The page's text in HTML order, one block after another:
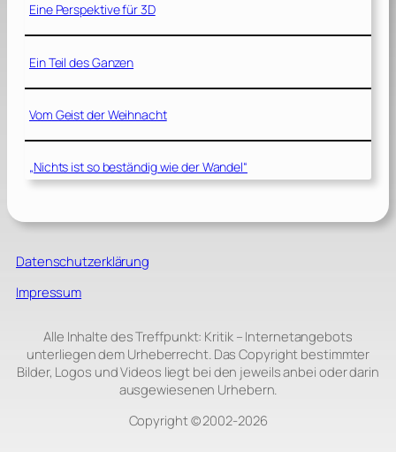
Eine Perspektive für 3D
Ein Teil des Ganzen
Vom Geist der Weihnacht
„Nichts ist so beständig wie der Wandel“
Datenschutzerklärung
Impressum
Alle Inhalte des Treffpunkt: Kritik – Internetangebots
unterliegen dem Urheberrecht. Das Copyright bestimmter
Bilder, Logos und Videos liegt bei den jeweils anbei oder darin
ausgewiesenen Urhebern.
Copyright © 2002‑2026